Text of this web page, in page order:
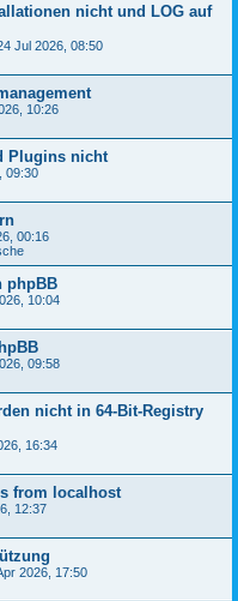
nicht und LOG auf
Jul 2026, 08:50
10:26
Plugins nicht
09:30
00:16
phpBB
10:04
09:58
nicht in 64-Bit-Registry
16:34
from localhost
12:37
2026, 17:50